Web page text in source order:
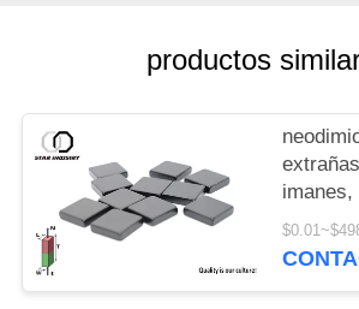
productos
imanes,
tierra
la tierra